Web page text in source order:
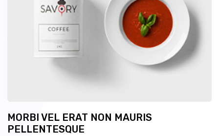
MORBI VEL ERAT NON MAURIS
PELLENTESQUE